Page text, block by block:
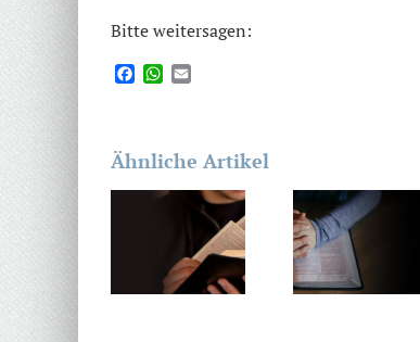
Bitte weitersagen:
FacebookWhatsApp
Ähnliche Artikel
Willen
Gottes
Grundsätze
Verleihens